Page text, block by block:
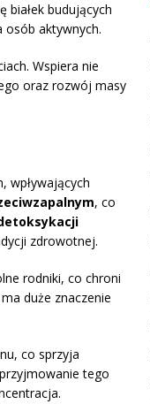
białek budujących
osób aktywnych.
Wspiera nie
oraz rozwój masy
wpływających
, co
zdrowotnej.
rodniki, co chroni
duże znaczenie
co sprzyja
tego